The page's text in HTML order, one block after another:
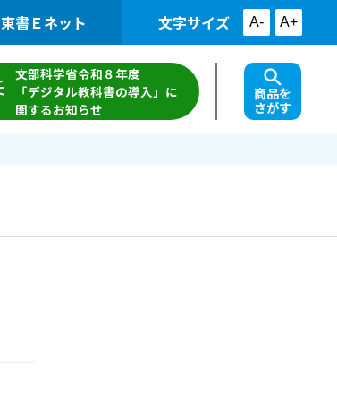
東書Ｅネット 文字サイズ A- A+
文部科学省令和８年度
「デジタル教科書の導入」に
関するお知らせ
商品を
さがす